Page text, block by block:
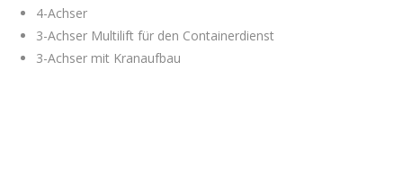
4-Achser
3-Achser Multilift für den Containerdienst
3-Achser mit Kranaufbau